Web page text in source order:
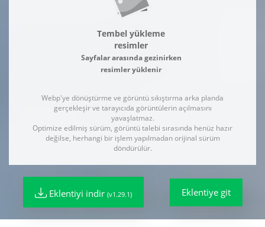
Tembel yükleme
resimler
Sayfalar arasında gezinirken
resimler yüklenir
Webp'ye dönüştürme ve görüntü sıkıştırma arka planda
gerçekleşir ve tarayıcıda görüntülerin açılmasını
yavaşlatmaz.
Optimize edilmiş sürüm, görüntü talebi sırasında henüz hazır
değilse, herhangi bir işlem yapılmadan orijinal sürüm
döndürülür.
Eklentiyi indir (v1.29.1) Eklentiye git